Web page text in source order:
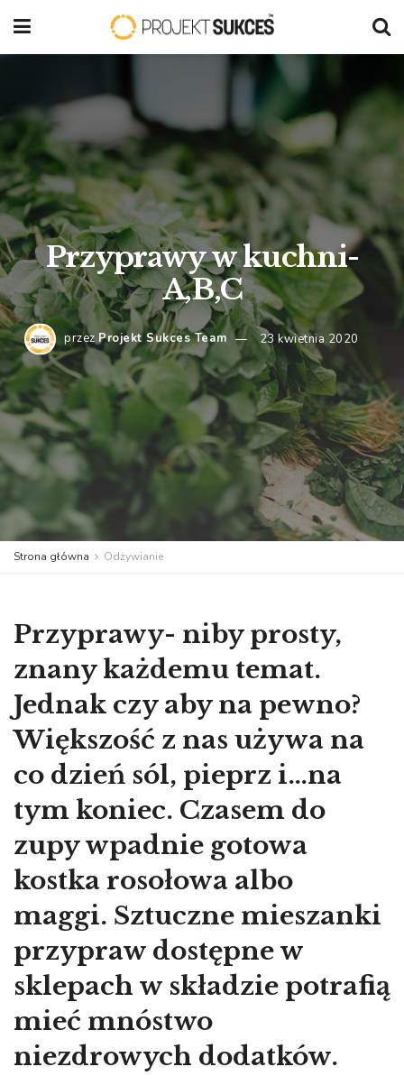
Przyprawy w kuchni-
A,B,C
przez Projekt Sukces Team 23 kwietnia 2020
Strona główna Odżywianie
Przyprawy- niby prosty,
znany każdemu temat.
Jednak czy aby na pewno?
Większość z nas używa na
co dzień sól, pieprz i…na
tym koniec. Czasem do
zupy wpadnie gotowa
kostka rosołowa albo
maggi. Sztuczne mieszanki
przypraw dostępne w
sklepach w składzie potrafią
mieć mnóstwo
niezdrowych dodatków.